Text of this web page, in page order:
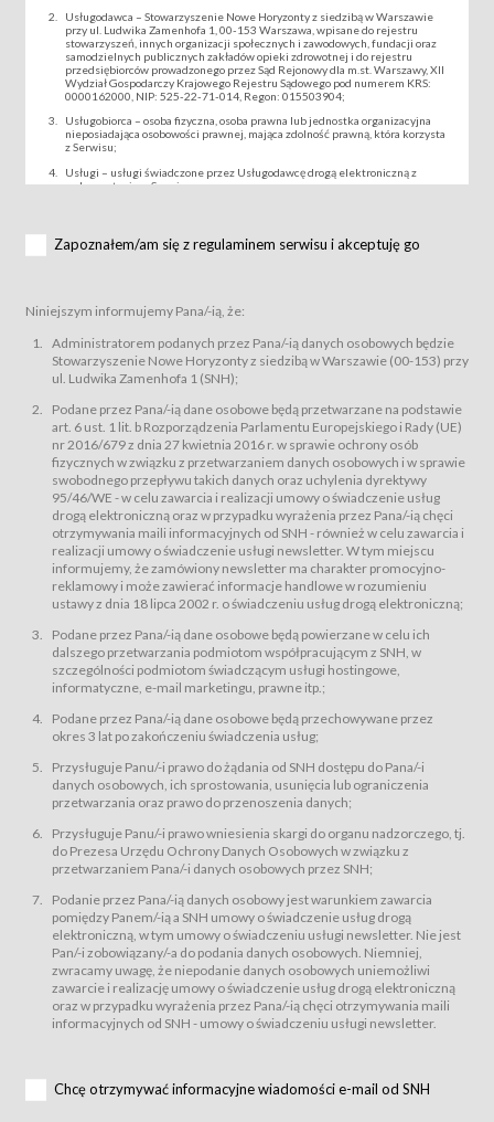
Usługodawca – Stowarzyszenie Nowe Horyzonty z siedzibą w Warszawie
przy ul. Ludwika Zamenhofa 1, 00-153 Warszawa, wpisane do rejestru
stowarzyszeń, innych organizacji społecznych i zawodowych, fundacji oraz
samodzielnych publicznych zakładów opieki zdrowotnej i do rejestru
przedsiębiorców prowadzonego przez Sąd Rejonowy dla m.st. Warszawy, XII
Wydział Gospodarczy Krajowego Rejestru Sądowego pod numerem KRS:
0000162000, NIP: 525-22-71-014, Regon: 015503904;
Usługobiorca – osoba fizyczna, osoba prawna lub jednostka organizacyjna
nieposiadająca osobowości prawnej, mająca zdolność prawną, która korzysta
z Serwisu;
Usługi – usługi świadczone przez Usługodawcę drogą elektroniczną z
wykorzystaniem Serwisu;
za pośrednictwem Serwisu;
podmiotom z branży mediów i filmowej (Akredytacje);
Bilety – wybrane dokumenty potwierdzające zawarcie umowy z
Usługodawcą i uprawniające do wzięcia udziału w Wydarzeniu,
przewidziane przez Usługodawcę dla danego Wydarzenia, tj. uprawniające
do uczestnictwa w wielu albo w pojedynczych seansach filmowych,
Sklep – sklep internetowy prowadzony przez Usługodawcę w Serwisie;
Regulamin – niniejszy regulamin.
§ 2
Postanowienia ogólne
Regulamin określa zasady:
świadczenia Usługobiorcom Usług przez Usługodawcę, z
zastrzeżeniem usług, o których mowa w ust. 2 pkt. 4 i 5 poniżej, których
zasady świadczenia precyzują odrębne regulaminy,
przetwarzania przez Usługodawcę danych osobowych Usługobiorców
będących osobami fizycznymi.
świadczy Usługi drogą elektroniczną w rozumieniu ustawy z dnia 18 lipca
2002 r. o świadczeniu usług drogą elektroniczną (Dz.U. z 2002 r., Nr 144, poz.
1204, z późń. zm.). Usługi świadczone są nieodpłatnie.
usługę przeglądania i odczytywania przez Usługobiorców materiałów
zamieszczanych w Serwisie,
usługę utrzymywania konta użytkownika w Serwisie,
usługę newsletter,
usługę zawierania na odległość umów nabycia Karnetów i Biletów,
usługę zawierania na odległość umów sprzedaży w Sklepie.
dnia 18 lipca 2002 r. o świadczeniu usług drogą elektroniczną (Dz.U. z 2002
r., Nr 144, poz. 1204, z późń. zm.). Usługi świadczone są nieodpłatnie.
Na zasadach określonych w Regulaminie dostęp do Serwisu jest otwarty dla
Usługobiorca przed rozpoczęciem korzystania z Serwisu jest zobowiązany
zapoznać się z Regulaminem. Założenie konta w Serwisie oraz zamówienie
usługi newsletter za pośrednictwem przeznaczonego do tego formularza
zamieszczonego na stronach Serwisu dostępnych dla wszystkich
Usługobiorców wymaga akceptacji postanowień Regulaminu.
Usługobiorca zobowiązany jest do przestrzegania postanowień Regulaminu
od chwili rozpoczęcia korzystania z Serwisu.
Regulamin jest udostępniony Usługobiorcom nieodpłatnie za
Warunki techniczne korzystania z Usług
Zapoznałem/am się z regulaminem serwisu i akceptuję go
Niniejszym informujemy Pana/-ią, że:
Administratorem podanych przez Pana/-ią danych osobowych będzie
Stowarzyszenie Nowe Horyzonty z siedzibą w Warszawie (00-153) przy
ul. Ludwika Zamenhofa 1 (SNH);
Podane przez Pana/-ią dane osobowe będą przetwarzane na podstawie
art. 6 ust. 1 lit. b Rozporządzenia Parlamentu Europejskiego i Rady (UE)
nr 2016/679 z dnia 27 kwietnia 2016 r. w sprawie ochrony osób
fizycznych w związku z przetwarzaniem danych osobowych i w sprawie
swobodnego przepływu takich danych oraz uchylenia dyrektywy
95/46/WE - w celu zawarcia i realizacji umowy o świadczenie usług
drogą elektroniczną oraz w przypadku wyrażenia przez Pana/-ią chęci
otrzymywania maili informacyjnych od SNH - również w celu zawarcia i
realizacji umowy o świadczenie usługi newsletter. W tym miejscu
informujemy, że zamówiony newsletter ma charakter promocyjno-
reklamowy i może zawierać informacje handlowe w rozumieniu
ustawy z dnia 18 lipca 2002 r. o świadczeniu usług drogą elektroniczną;
Podane przez Pana/-ią dane osobowe będą powierzane w celu ich
dalszego przetwarzania podmiotom współpracującym z SNH, w
szczególności podmiotom świadczącym usługi hostingowe,
informatyczne, e-mail marketingu, prawne itp.;
Podane przez Pana/-ią dane osobowe będą przechowywane przez
okres 3 lat po zakończeniu świadczenia usług;
Przysługuje Panu/-i prawo do żądania od SNH dostępu do Pana/-i
danych osobowych, ich sprostowania, usunięcia lub ograniczenia
przetwarzania oraz prawo do przenoszenia danych;
Przysługuje Panu/-i prawo wniesienia skargi do organu nadzorczego, tj.
do Prezesa Urzędu Ochrony Danych Osobowych w związku z
przetwarzaniem Pana/-i danych osobowych przez SNH;
Podanie przez Pana/-ią danych osobowy jest warunkiem zawarcia
pomiędzy Panem/-ią a SNH umowy o świadczenie usług drogą
elektroniczną, w tym umowy o świadczeniu usługi newsletter. Nie jest
Pan/-i zobowiązany/-a do podania danych osobowych. Niemniej,
zwracamy uwagę, że niepodanie danych osobowych uniemożliwi
zawarcie i realizację umowy o świadczenie usług drogą elektroniczną
oraz w przypadku wyrażenia przez Pana/-ią chęci otrzymywania maili
informacyjnych od SNH - umowy o świadczeniu usługi newsletter.
Chcę otrzymywać informacyjne wiadomości e-mail od SNH